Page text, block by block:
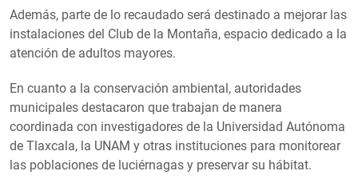
Además, parte de lo recaudado será destinado a mejorar las
instalaciones del Club de la Montaña, espacio dedicado a la
atención de adultos mayores.
En cuanto a la conservación ambiental, autoridades
municipales destacaron que trabajan de manera
coordinada con investigadores de la Universidad Autónoma
de Tlaxcala, la UNAM y otras instituciones para monitorear
las poblaciones de luciérnagas y preservar su hábitat.